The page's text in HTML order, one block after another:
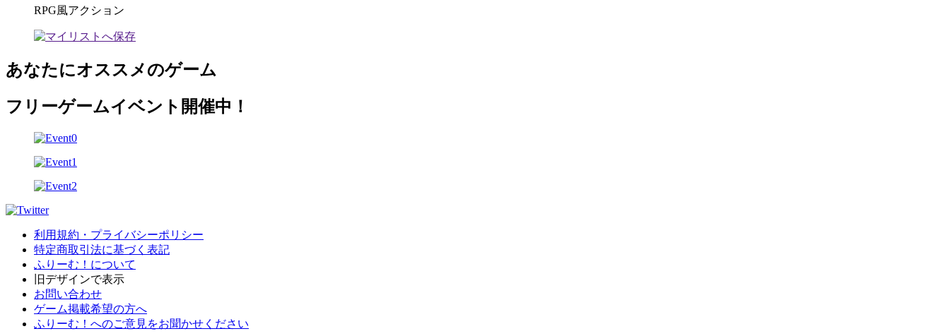
RPG風アクション
あなたにオススメのゲーム
フリーゲームイベント開催中！
利用規約・プライバシーポリシー
特定商取引法に基づく表記
ふりーむ！について
旧デザインで表示
お問い合わせ
ゲーム掲載希望の方へ
ふりーむ！へのご意見をお聞かせください